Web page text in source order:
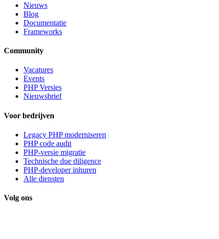
Nieuws
Blog
Documentatie
Frameworks
Community
Vacatures
Events
PHP Versies
Nieuwsbrief
Voor bedrijven
Legacy PHP moderniseren
PHP code audit
PHP-versie migratie
Technische due diligence
PHP-developer inhuren
Alle diensten
Volg ons